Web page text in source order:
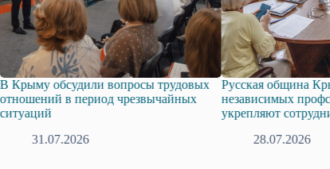
обсудили вопросы трудовых
в период чрезвычайных
Русская община Крыма и
независимых профсоюзов
укрепляют сотрудничество
28.07.2026